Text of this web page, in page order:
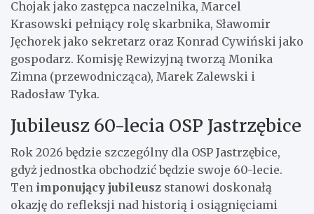
Chojak jako zastępca naczelnika, Marcel
Krasowski pełniący rolę skarbnika, Sławomir
Jęchorek jako sekretarz oraz Konrad Cywiński jako
gospodarz. Komisję Rewizyjną tworzą Monika
Zimna (przewodnicząca), Marek Zalewski i
Radosław Tyka.
Jubileusz 60-lecia OSP Jastrzębice
Rok 2026 będzie szczególny dla OSP Jastrzębice,
gdyż jednostka obchodzić będzie swoje 60-lecie.
Ten imponujący jubileusz stanowi doskonałą
okazję do refleksji nad historią i osiągnięciami